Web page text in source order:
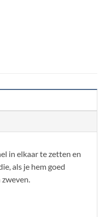
in elkaar te zetten en
als je hem goed